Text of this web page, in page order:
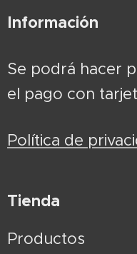
Información
Se podrá hacer
el pago con
Política de
Tienda
Productos